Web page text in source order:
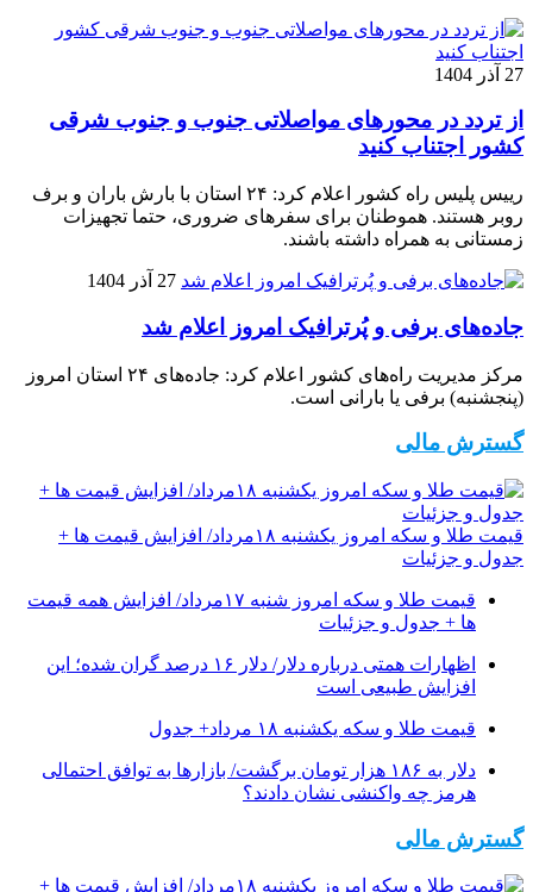
27 آذر 1404
از تردد در محورهای مواصلاتی جنوب و جنوب شرقی
کشور اجتناب کنید
رییس پلیس راه کشور اعلام کرد: ۲۴ استان با بارش باران و برف
روبر هستند. هموطنان برای سفرهای ضروری، حتما تجهیزات
زمستانی به همراه داشته باشند.
27 آذر 1404
جاده‌های برفی و پُرترافیک امروز اعلام شد
مرکز مدیریت راه‌های کشور اعلام کرد: جاده‌های ۲۴ استان امروز
(پنجشنبه) برفی یا بارانی است.
گسترش مالی
قیمت طلا و سکه امروز یکشنبه ۱۸مرداد/ افزایش قیمت ها +
جدول و جزئیات
قیمت طلا و سکه امروز شنبه ۱۷مرداد/ افزایش همه قیمت
ها + جدول و جزئیات
اظهارات همتی درباره دلار/ دلار ۱۶ درصد گران شده؛ این
افزایش طبیعی است
قیمت طلا و سکه یکشنبه ۱۸ مرداد+ جدول
دلار به ۱۸۶ هزار تومان برگشت/ بازارها به توافق احتمالی
هرمز چه واکنشی نشان دادند؟
گسترش مالی